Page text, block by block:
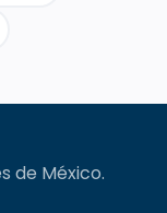
de México.